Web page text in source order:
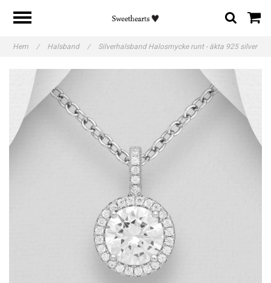
Hem / Halsband / Silverhalsband Halosmycke runt - äkta 925 silver